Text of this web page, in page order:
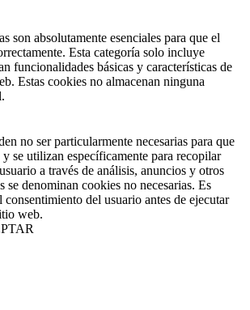
son absolutamente esenciales para que el
Esta categoría solo incluye
funcionalidades básicas y características de
Estas cookies no almacenan ninguna
no ser particularmente necesarias para que
se utilizan específicamente para recopilar
a través de análisis, anuncios y otros
se denominan cookies no necesarias. Es
del usuario antes de ejecutar
web.